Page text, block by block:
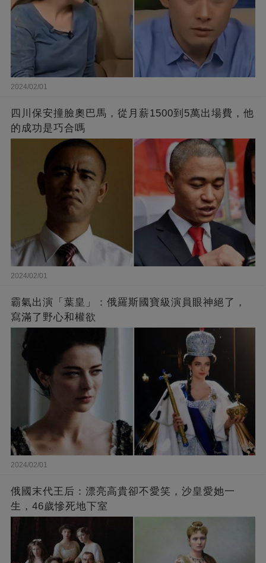
2024/02/01
四川保安撞臉奧巴馬，從月薪1500到5萬出場費，他
的成功是巧合嗎
2024/02/01
霸氣出演「葉皇」：俄羅斯國寶級演員眼神絕了，
寫滿了野心和權欲
2024/02/01
俄國末代王后：漂亮高貴卻不愛笑，沙皇愛她一
生，46歲慘死地下室